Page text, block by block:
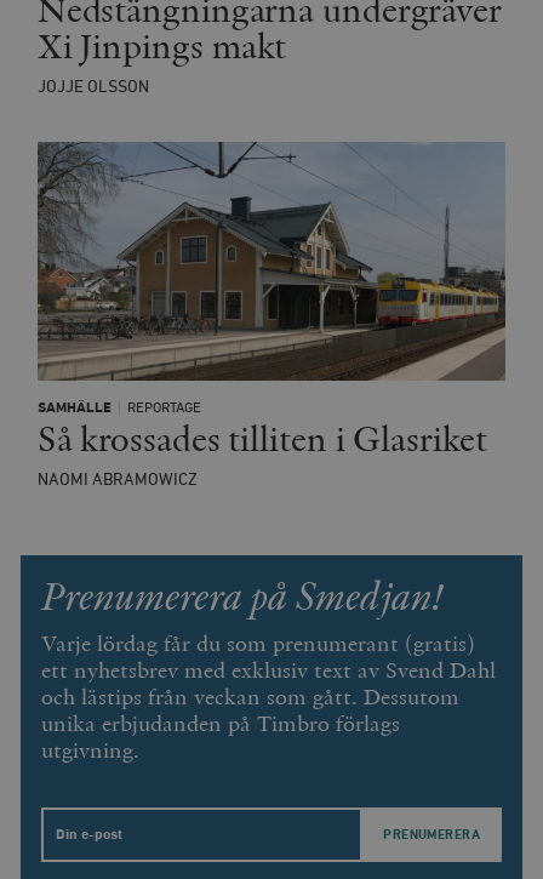
Nedstängningarna undergräver
Xi Jinpings makt
JOJJE OLSSON
SAMHÄLLE REPORTAGE
Så krossades tilliten i Glasriket
NAOMI ABRAMOWICZ
Prenumerera på Smedjan!
Varje lördag får du som prenumerant (gratis)
ett nyhetsbrev med exklusiv text av Svend Dahl
och lästips från veckan som gått. Dessutom
unika erbjudanden på Timbro förlags
utgivning.
Email